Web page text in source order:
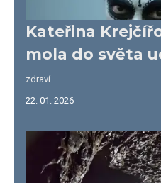
Kateřina
mola do světa
zdraví
22. 01. 2026